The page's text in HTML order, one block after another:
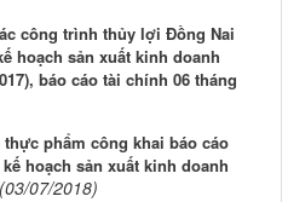
công trình thủy lợi Đồng Nai
hoạch sản xuất kinh doanh
báo cáo tài chính 06 tháng
phẩm công khai báo cáo
hoạch sản xuất kinh doanh
(03/07/2018)